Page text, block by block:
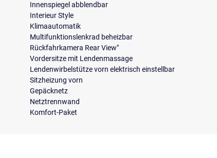
Innenspiegel abblendbar
Interieur Style
Klimaautomatik
Multifunktionslenkrad beheizbar
Rückfahrkamera Rear View"
Vordersitze mit Lendenmassage
Lendenwirbelstütze vorn elektrisch einstellbar
Sitzheizung vorn
Gepäcknetz
Netztrennwand
Komfort-Paket